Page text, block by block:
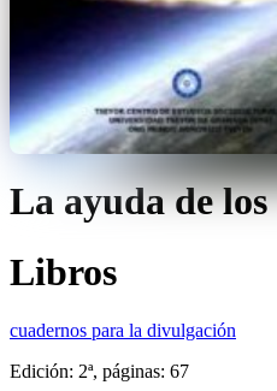
La ayuda de
Libros
cuadernos para la divulgación
Edición: 2ª, páginas: 67